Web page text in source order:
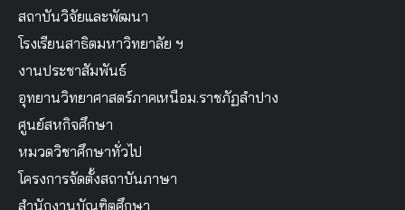
สถาบันวิจัยและพัฒนา
โรงเรียนสาธิตมหาวิทยาลัย ฯ
งานประชาสัมพันธ์
อุทยานวิทยาศาสตร์ภาคเหนือม.ราชภัฏลำปาง
ศูนย์สหกิจศึกษา
หมวดวิชาศึกษาทั่วไป
โครงการจัดตั้งสถาบันภาษา
สำนักงานบัณฑิตศึกษา